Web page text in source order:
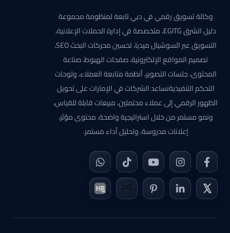
وكالة تسويق رقمي في دبي تابعة لمنظومة مجموعة
دليل الشرق EGITG، متخصصة في إدارة الحملات الإعلانية،
التسويق عبر السوشيال ميديا، تحسين محركات البحث SEO،
تصميم المواقع الإلكترونية، صفحات الهبوط، صناعة
المحتوى، جلسات التصوير، أنظمة متابعة العملاء، ولوحات
التحكم التنفيذيةنساعد الشركات في الإمارات على تحويل
الظهور الرقمي إلى عملاء محتملين، مبيعات قابلة للقياس،
ونمو مستمر من خلال استراتيجية واضحة، محتوى مؤثر،
إعلانات مدروسة، وتحليل أداء مستمر.